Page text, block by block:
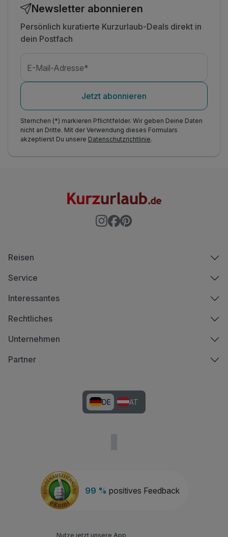
Newsletter abonnieren
Persönlich kuratierte Kurzurlaub-Deals direkt in
dein Postfach
E-Mail-Adresse*
Jetzt abonnieren
Sternchen (*) markieren Pflichtfelder. Wir geben Deine Daten
nicht an Dritte. Mit der Verwendung dieses Formulars
akzeptierst Du unsere Datenschutzrichtlinie.
99 % positives Feedback
Reisen
Service
Interessantes
Rechtliches
Unternehmen
Partner
DE AT
Nutze jetzt unsere App